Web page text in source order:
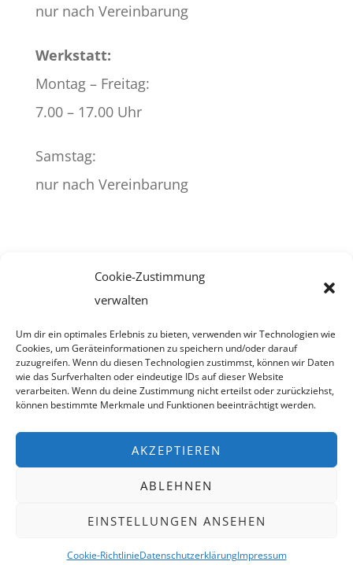
Cookie-Zustimmung
verwalten
Um dir ein optimales Erlebnis zu bieten, verwenden wir Technologien wie
Cookies, um Geräteinformationen zu speichern und/oder darauf
zuzugreifen. Wenn du diesen Technologien zustimmst, können wir Daten
wie das Surfverhalten oder eindeutige IDs auf dieser Website
verarbeiten. Wenn du deine Zustimmung nicht erteilst oder zurückziehst,
können bestimmte Merkmale und Funktionen beeinträchtigt werden.
AKZEPTIEREN
ABLEHNEN
EINSTELLUNGEN ANSEHEN
Cookie-RichtlinieDatenschutzerklärungImpressum
nur nach Vereinbarung
Werkstatt:
Montag – Freitag:
7.00 – 17.00 Uhr
Samstag:
nur nach Vereinbarung
Impressum
Datenschutzerklärung